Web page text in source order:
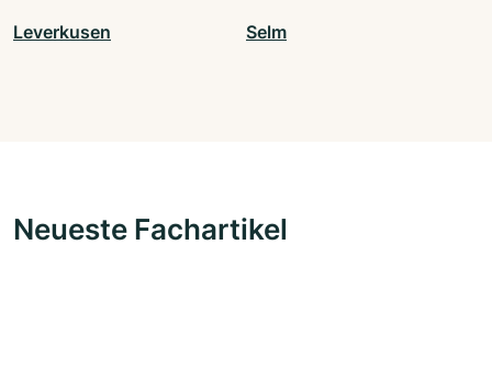
Leverkusen Selm
Neueste Fachartikel